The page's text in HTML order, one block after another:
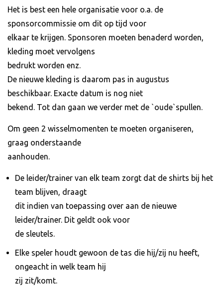
Het is best een hele organisatie voor o.a. de
sponsorcommissie om dit op tijd voor
elkaar te krijgen. Sponsoren moeten benaderd worden,
kleding moet vervolgens
bedrukt worden enz.
De nieuwe kleding is daarom pas in augustus
beschikbaar. Exacte datum is nog niet
bekend. Tot dan gaan we verder met de `oude`spullen.
Om geen 2 wisselmomenten te moeten organiseren,
graag onderstaande
aanhouden.
De leider/trainer van elk team zorgt dat de shirts bij het
team blijven, draagt
dit indien van toepassing over aan de nieuwe
leider/trainer. Dit geldt ook voor
de sleutels.
Elke speler houdt gewoon de tas die hij/zij nu heeft,
ongeacht in welk team hij
zij zit/komt.